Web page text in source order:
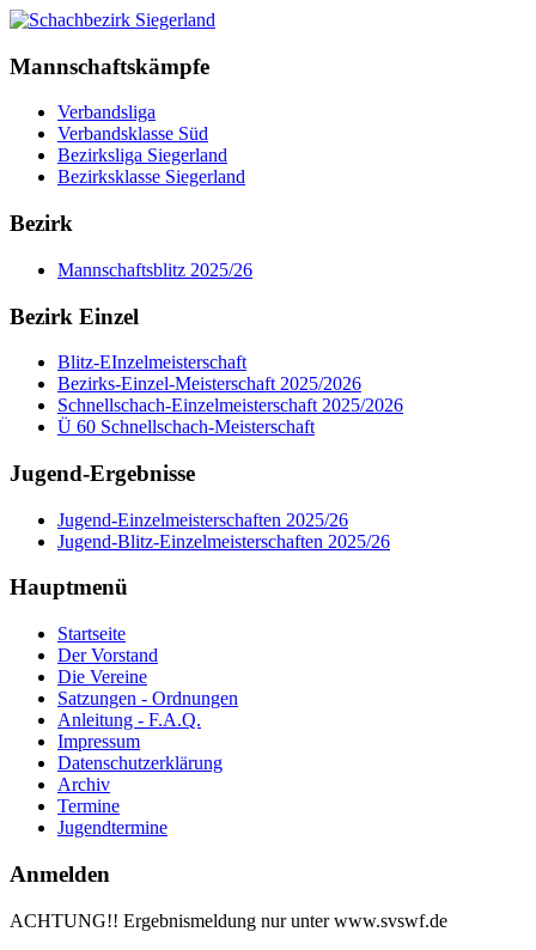
Mannschaftskämpfe
Verbandsliga
Verbandsklasse Süd
Bezirksliga Siegerland
Bezirksklasse Siegerland
Bezirk
Mannschaftsblitz 2025/26
Bezirk Einzel
Blitz-EInzelmeisterschaft
Bezirks-Einzel-Meisterschaft 2025/2026
Schnellschach-Einzelmeisterschaft 2025/2026
Ü 60 Schnellschach-Meisterschaft
Jugend-Ergebnisse
Jugend-Einzelmeisterschaften 2025/26
Jugend-Blitz-Einzelmeisterschaften 2025/26
Hauptmenü
Startseite
Der Vorstand
Die Vereine
Satzungen - Ordnungen
Anleitung - F.A.Q.
Impressum
Datenschutzerklärung
Archiv
Termine
Jugendtermine
Anmelden
ACHTUNG!! Ergebnismeldung nur unter www.svswf.de